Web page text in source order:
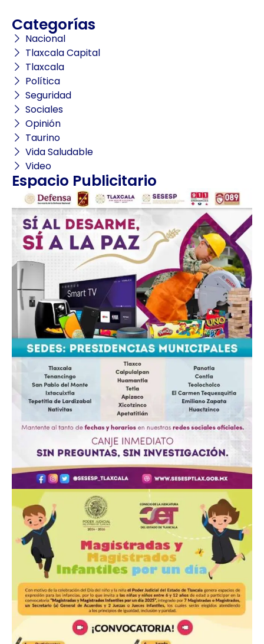
Categorías
Nacional
Tlaxcala Capital
Tlaxcala
Política
Seguridad
Sociales
Opinión
Taurino
Vida Saludable
Video
Espacio Publicitario